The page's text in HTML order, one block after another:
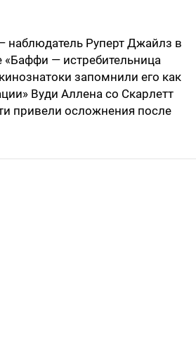
наблюдатель Руперт Джайлз в
«Баффи — истребительница
запомнили его как
Вуди Аллена со Скарлетт
привели осложнения после